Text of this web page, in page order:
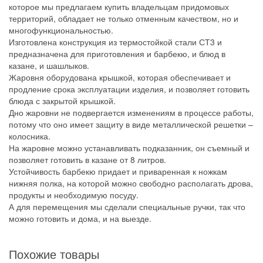
которое мы предлагаем купить владельцам придомовых
территорий, обладает не только отменным качеством, но и
многофункциональностью.
Изготовлена конструкция из термостойкой стали СТ3 и
предназначена для приготовления и барбекю, и блюд в
казане, и шашлыков.
Жаровня оборудована крышкой, которая обеспечивает и
продление срока эксплуатации изделия, и позволяет готовить
блюда с закрытой крышкой.
Дно жаровни не подвергается изменениям в процессе работы,
потому что оно имеет защиту в виде металлической решетки –
колосника.
На жаровне можно устанавливать подказанник, он съемный и
позволяет готовить в казане от 8 литров.
Устойчивость барбекю придает и приваренная к ножкам
нижняя полка, на которой можно свободно располагать дрова,
продукты и необходимую посуду.
А для перемещения мы сделали специальные ручки, так что
можно готовить и дома, и на выезде.
Похожие товары